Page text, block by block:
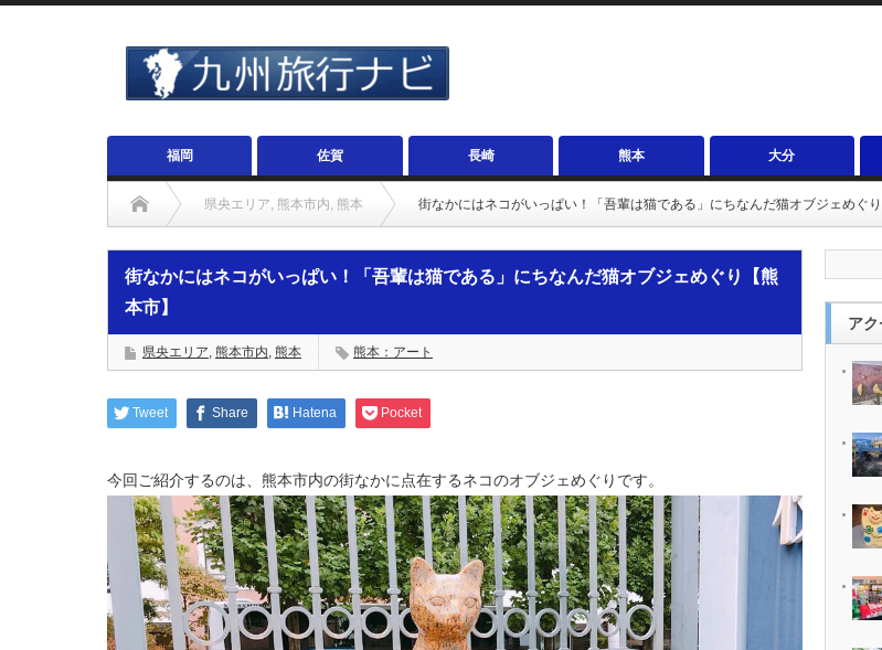
福岡 佐賀 長崎 熊本 大分
県央エリア, 熊本市内, 熊本 街なかにはネコがいっぱい！「吾輩は猫である」にちなんだ猫オブジェめぐり
街なかにはネコがいっぱい！「吾輩は猫である」にちなんだ猫オブジェめぐり【熊
本市】
県央エリア, 熊本市内, 熊本 熊本：アート
Tweet Share Hatena Pocket
今回ご紹介するのは、熊本市内の街なかに点在するネコのオブジェめぐりです。
ア